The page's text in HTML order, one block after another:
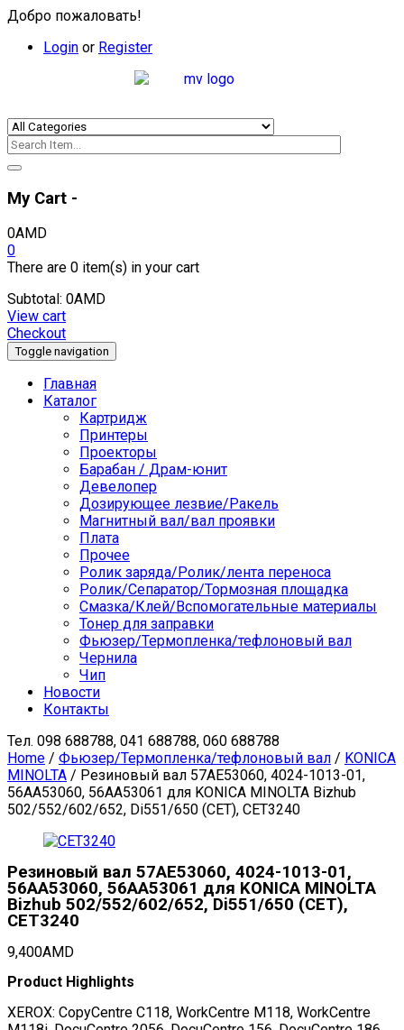
Добро пожаловать!
Login or Register
My Cart -
0AMD
0
There are 0 item(s) in your cart
Subtotal: 0AMD
View cart
Checkout
Toggle navigation
Главная
Каталог
Картридж
Принтеры
Проекторы
Барабан / Драм-юнит
Девелопер
Дозирующее лезвие/Ракель
Магнитный вал/вал проявки
Плата
Прочее
Ролик заряда/Ролик/лента переноса
Ролик/Сепаратор/Тормозная площадка
Смазка/Клей/Вспомогательные материалы
Тонер для заправки
Фьюзер/Термопленка/тефлоновый вал
Чернила
Чип
Новости
Контакты
Тел. 098 688788, 041 688788, 060 688788
Home / Фьюзер/Термопленка/тефлоновый вал / KONICA
MINOLTA / Резиновый вал 57AE53060, 4024-1013-01,
56AA53060, 56AA53061 для KONICA MINOLTA Bizhub
502/552/602/652, Di551/650 (CET), CET3240
Резиновый вал 57AE53060, 4024-1013-01,
56AA53060, 56AA53061 для KONICA MINOLTA
Bizhub 502/552/602/652, Di551/650 (CET),
CET3240
9,400AMD
Product Highlights
XEROX: CopyCentre C118, WorkCentre M118, WorkCentre